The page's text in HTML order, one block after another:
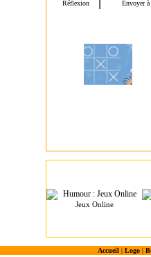
Jeux Online
Accueil| Logo|